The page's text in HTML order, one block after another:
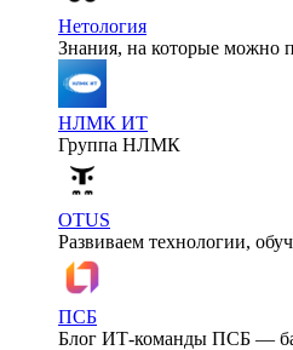
Нетология
Знания, на которые можно
НЛМК ИТ
Группа НЛМК
OTUS
Развиваем технологии,
ПСБ
Блог ИТ-команды ПСБ —